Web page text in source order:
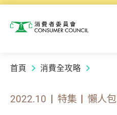
消費者委員會
首頁 消費全攻略
2022.10 特集 懶人包